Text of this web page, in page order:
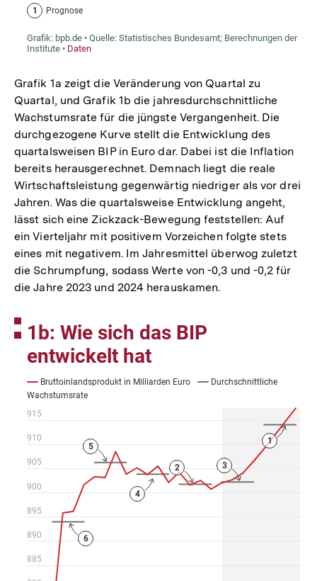
Grafik 1a zeigt die Veränderung von Quartal zu
Quartal, und Grafik 1b die jahresdurchschnittliche
Wachstumsrate für die jüngste Vergangenheit. Die
durchgezogene Kurve stellt die Entwicklung des
quartalsweisen BIP in Euro dar. Dabei ist die Inflation
bereits herausgerechnet. Demnach liegt die reale
Wirtschaftsleistung gegenwärtig niedriger als vor drei
Jahren. Was die quartalsweise Entwicklung angeht,
lässt sich eine Zickzack-Bewegung feststellen: Auf
ein Vierteljahr mit positivem Vorzeichen folgte stets
eines mit negativem. Im Jahresmittel überwog zuletzt
die Schrumpfung, sodass Werte von -0,3 und -0,2 für
die Jahre 2023 und 2024 herauskamen.